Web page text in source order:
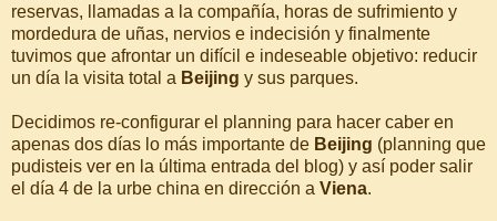
reservas, llamadas a la compañía, horas de sufrimiento y
mordedura de uñas, nervios e indecisión y finalmente
tuvimos que afrontar un difícil e indeseable objetivo: reducir
un día la visita total a Beijing y sus parques.
Decidimos re-configurar el planning para hacer caber en
apenas dos días lo más importante de Beijing (planning que
pudisteis ver en la última entrada del blog) y así poder salir
el día 4 de la urbe china en dirección a Viena.